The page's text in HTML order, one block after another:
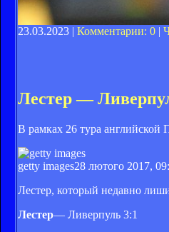
23.03.2023 | Комментарии: 0 |
Лестер —
В рамках 26 тура
getty images28 лютого 2017,
Лестер, который недавно
Лестер— Ливерпуль 3:1